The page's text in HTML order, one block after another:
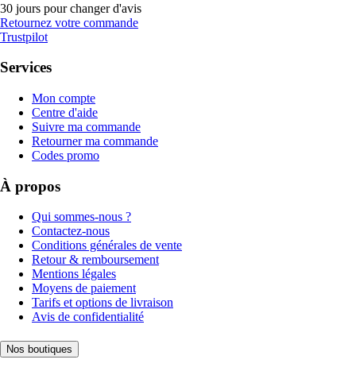
30 jours pour changer d'avis
Retournez votre commande
Trustpilot
Services
Mon compte
Centre d'aide
Suivre ma commande
Retourner ma commande
Codes promo
À propos
Qui sommes-nous ?
Contactez-nous
Conditions générales de vente
Retour & remboursement
Mentions légales
Moyens de paiement
Tarifs et options de livraison
Avis de confidentialité
Nos boutiques